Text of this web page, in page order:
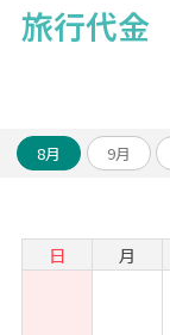
旅行代金
8月 9月
日 月